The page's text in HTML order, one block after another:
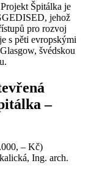
Špitálka je
jehož
pro rozvoj
s pěti evropskými
švédskou
–
– Kč)
Ing. arch.